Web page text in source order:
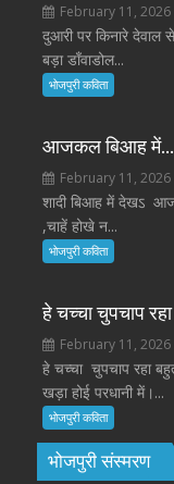
February 11, 2026
दुआरी पर किनारे
बड़ा डाँवाडोल...
भोजपुरी कविता
आजकल बिआह में…
February 11, 2026
शादी बिआह में देखऽ
,चाहें होखे न...
भोजपुरी कविता
हे चच्चा चुपचाप रहा
February 11, 2026
हे चच्चा चुपचाप रहा
खड़ा होई परधानी में।...
भोजपुरी कविता
भोजपुरी संस्मरण